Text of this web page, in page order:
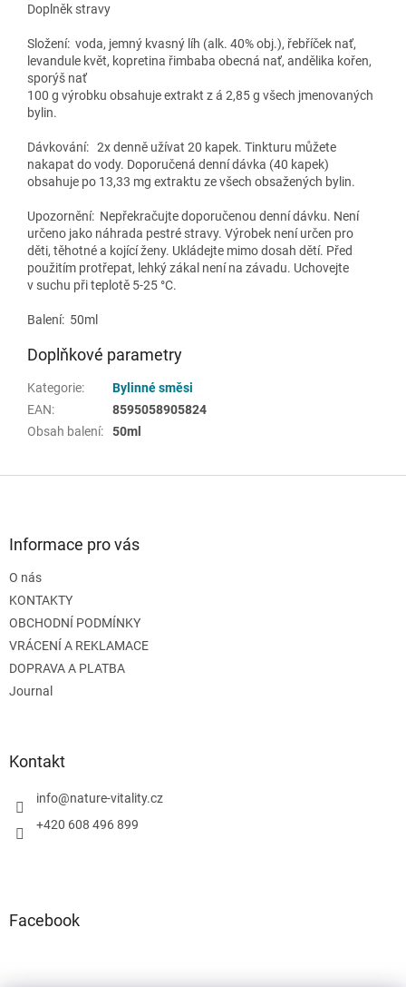
Doplněk stravy
Složení: voda, jemný kvasný líh (alk. 40% obj.), řebříček nať,
levandule květ, kopretina řimbaba obecná nať, andělika kořen,
sporýš nať
100 g výrobku obsahuje extrakt z á 2,85 g všech jmenovaných
bylin.
Dávkování: 2x denně užívat 20 kapek. Tinkturu můžete
nakapat do vody. Doporučená denní dávka (40 kapek)
obsahuje po 13,33 mg extraktu ze všech obsažených bylin.
Upozornění: Nepřekračujte doporučenou denní dávku. Není
určeno jako náhrada pestré stravy. Výrobek není určen pro
děti, těhotné a kojící ženy. Ukládejte mimo dosah dětí. Před
použitím protřepat, lehký zákal není na závadu. Uchovejte
v suchu při teplotě 5-25 °C.
Balení: 50ml
Doplňkové parametry
Kategorie:
Bylinné směsi
EAN:
8595058905824
Obsah balení: 50ml
Informace pro vás
O nás
KONTAKTY
OBCHODNÍ PODMÍNKY
VRÁCENÍ A REKLAMACE
DOPRAVA A PLATBA
Journal
Kontakt
info@nature-vitality.cz
+420 608 496 899
Facebook